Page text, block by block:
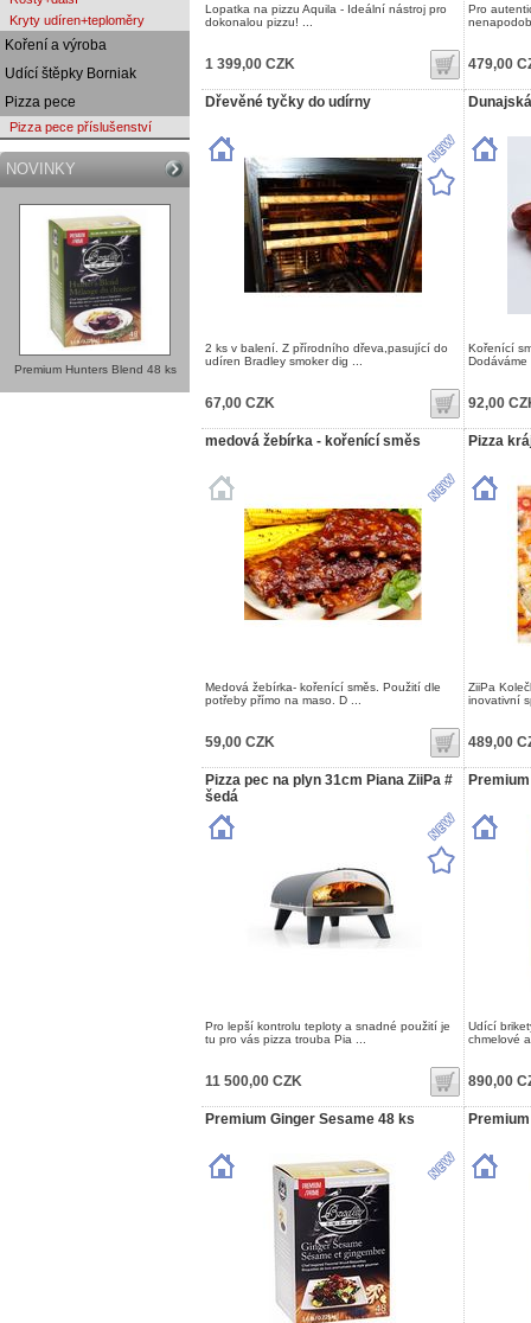
Kryty udíren+teploměry
Koření a výroba
Udící štěpky Borniak
Pizza pece
Pizza pece příslušenství
NOVINKY
Premium Hunters Blend 48 ks
Lopatka na pizzu Aquila - Ideální nástroj pro
dokonalou pizzu! ...
1 399,00 CZK
Pro
479,00
Dřevěné tyčky do udírny
2 ks v balení. Z přírodního dřeva,pasující do
udíren Bradley smoker dig ...
67,00 CZK
Kořenící
92,00
medová žebírka - kořenící směs
Medová žebírka- kořenící směs. Použití dle
potřeby přímo na maso. D ...
59,00 CZK
Pizza
ZiiPa
inovativní
489,00
Pizza pec na plyn 31cm Piana ZiiPa #
šedá
Pro lepší kontrolu teploty a snadné použití je
tu pro vás pizza trouba Pia ...
11 500,00 CZK
Udící
chmelové
890,00
Premium Ginger Sesame 48 ks